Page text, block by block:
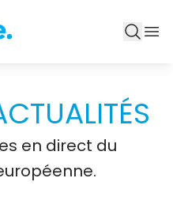
en direct du